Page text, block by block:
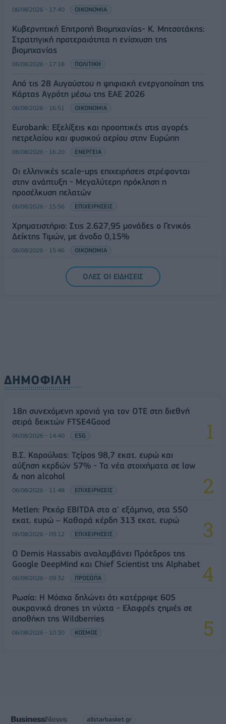
06/08/2026 - 17:40 ΟΙΚΟΝΟΜΙΑ
Κυβερνητική Επιτροπή Βιομηχανίας- Κ. Μητσοτάκης:
Στρατηγική προτεραιότητα η ενίσχυση της
βιομηχανίας
06/08/2026 - 17:18 ΠΟΛΙΤΙΚΗ
Από τις 28 Αυγούστου η ψηφιακή ενεργοποίηση της
Κάρτας Αγρότη μέσω της ΕΑΕ 2026
06/08/2026 - 16:51 ΟΙΚΟΝΟΜΙΑ
Eurobank: Εξελίξεις και προοπτικές στις αγορές
πετρελαίου και φυσικού αερίου στην Ευρώπη
06/08/2026 - 16:20 ΕΝΕΡΓΕΙΑ
Οι ελληνικές scale-ups επιχειρήσεις στρέφονται
στην ανάπτυξη - Μεγαλύτερη πρόκληση η
προσέλκυση πελατών
06/08/2026 - 15:56 ΕΠΙΧΕΙΡΗΣΕΙΣ
Χρηματιστήριο: Στις 2.627,95 μονάδες ο Γενικός
Δείκτης Τιμών, με άνοδο 0,15%
06/08/2026 - 15:46 ΟΙΚΟΝΟΜΙΑ
ΟΛΕΣ ΟΙ ΕΙΔΗΣΕΙΣ
ΔΗΜΟΦΙΛΗ
18η συνεχόμενη χρονιά για τον ΟΤΕ στη διεθνή
σειρά δεικτών FTSE4Good
06/08/2026 - 14:40 ESG
Β.Σ. Καρούλιας: Τζίρος 98,7 εκατ. ευρώ και
αύξηση κερδών 57% - Τα νέα στοιχήματα σε low
& non alcohol
06/08/2026 - 11:48 ΕΠΙΧΕΙΡΗΣΕΙΣ
Metlen: Ρεκόρ EBITDA στο α' εξάμηνο, στα 550
εκατ. ευρώ – Καθαρά κέρδη 313 εκατ. ευρώ
06/08/2026 - 09:12 ΕΠΙΧΕΙΡΗΣΕΙΣ
Ο Demis Hassabis αναλαμβάνει Πρόεδρος της
Google DeepMind και Chief Scientist της Alphabet
06/08/2026 - 09:32 ΠΡΟΣΩΠΑ
Ρωσία: Η Μόσχα δηλώνει ότι κατέρριψε 605
ουκρανικά drones τη νύχτα - Ελαφρές ζημιές σε
αποθήκη της Wildberries
06/08/2026 - 10:30 ΚΟΣΜΟΣ
allstarbasket.gr